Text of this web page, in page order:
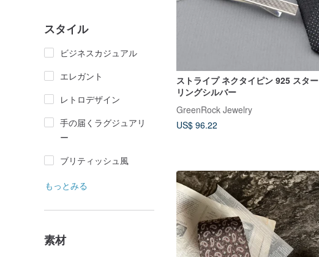
スタイル
ビジネスカジュアル
エレガント
レトロデザイン
手の届くラグジュアリ
ー
ブリティッシュ風
もっとみる
素材
ストライプ ネクタイピン 925 スター
リングシルバー
GreenRock Jewelry
US$ 96.22